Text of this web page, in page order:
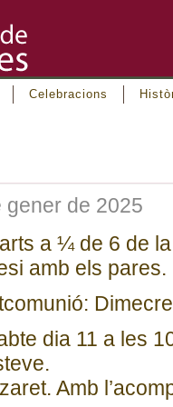
Celebracions
gener de 2025
a ¼ de 6 de
amb els pares.
dia 11 a les
Amb